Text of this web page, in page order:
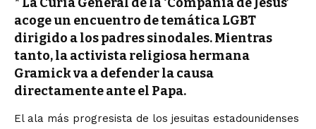
acoge un encuentro de temática LGBT
dirigido a los padres sinodales. Mientras
tanto, la activista religiosa hermana
Gramick va a defender la causa
directamente ante el Papa.
El ala más progresista de los jesuitas estadounidenses